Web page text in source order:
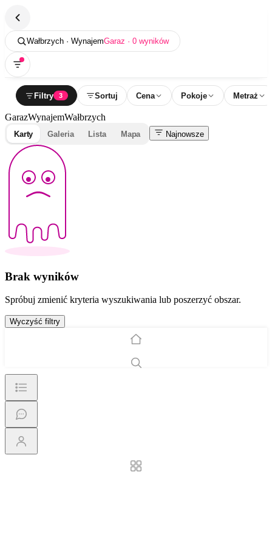
Wałbrzych · WynajemGaraz · 0 wyników
Filtry 3 Sortuj Cena Pokoje Metraż
GarazWynajemWałbrzych
Karty Galeria Lista Mapa Najnowsze
Brak wyników
Spróbuj zmienić kryteria wyszukiwania lub poszerzyć obszar.
Wyczyść filtry